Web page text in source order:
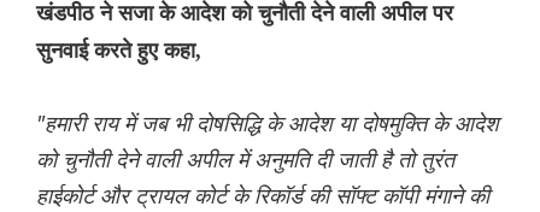
खंडपीठ ने सजा के आदेश को चुनौती देने वाली अपील पर
सुनवाई करते हुए कहा,
"हमारी राय में जब भी दोषसिद्धि के आदेश या दोषमुक्ति के आदेश
को चुनौती देने वाली अपील में अनुमति दी जाती है तो तुरंत
हाईकोर्ट और ट्रायल कोर्ट के रिकॉर्ड की सॉफ्ट कॉपी मंगाने की